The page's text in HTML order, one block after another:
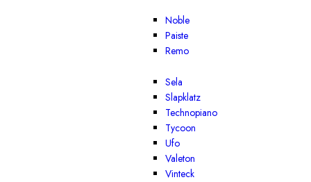
Noble
Paiste
Remo
Sela
Slapklatz
Technopiano
Tycoon
Ufo
Valeton
Vinteck